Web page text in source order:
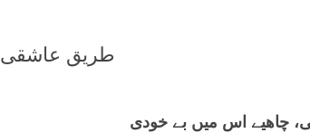
طریق عاشقی
چاھیے اس میں بے خودی